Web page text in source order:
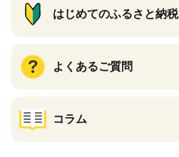
はじめてのふるさと納税
よくあるご質問
コラム